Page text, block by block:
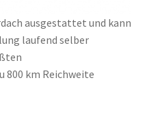
ausgestattet und kann
laufend selber
800 km Reichweite